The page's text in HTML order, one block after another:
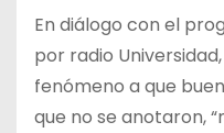
En diálogo con el
por radio
fenómeno a que
que no se anotaron,